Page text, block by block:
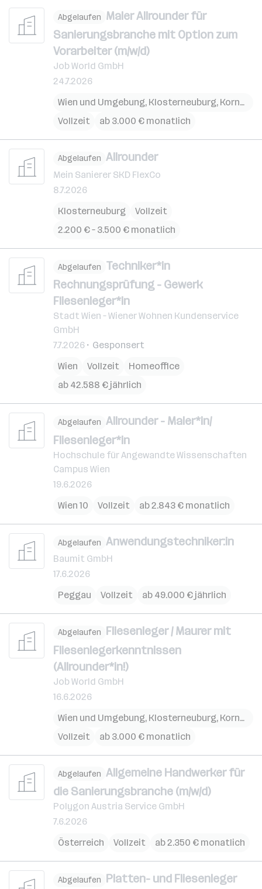
Abgelaufen Maler Allrounder für
Sanierungsbranche mit Option zum
Vorarbeiter (m/w/d)
Job World GmbH
24.7.2026
Wien und Umgebung, Klosterneuburg, Korneuburg
Vollzeit
ab 3.000 € monatlich
Abgelaufen Allrounder
Mein Sanierer SKD FlexCo
8.7.2026
Klosterneuburg
Vollzeit
2.200 € – 3.500 € monatlich
Abgelaufen Techniker*in
Rechnungsprüfung - Gewerk
Fliesenleger*in
Stadt Wien – Wiener Wohnen Kundenservice
GmbH
7.7.2026
Gesponsert
Wien
Vollzeit
Homeoffice
ab 42.588 € jährlich
Abgelaufen Allrounder - Maler*in/
Fliesenleger*in
Hochschule für Angewandte Wissenschaften
Campus Wien
19.6.2026
Wien 10
Vollzeit ab 2.843 € monatlich
Abgelaufen Anwendungstechniker:in
Baumit GmbH
17.6.2026
Peggau
Vollzeit ab 49.000 € jährlich
Abgelaufen Fliesenleger / Maurer mit
Fliesenlegerkenntnissen
(Allrounder*in!)
Job World GmbH
16.6.2026
Wien und Umgebung, Klosterneuburg, Korneuburg
Vollzeit
ab 3.000 € monatlich
Abgelaufen Allgemeine Handwerker für
die Sanierungsbranche (m/w/d)
Polygon Austria Service GmbH
7.6.2026
Österreich
Vollzeit ab 2.350 € monatlich
Abgelaufen Platten- und Fliesenleger